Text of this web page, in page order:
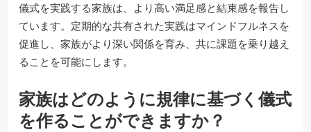
儀式を実践する家族は、より高い満足感と結束感を報告し
ています。定期的な共有された実践はマインドフルネスを
促進し、家族がより深い関係を育み、共に課題を乗り越え
ることを可能にします。
家族はどのように規律に基づく儀式
を作ることができますか？